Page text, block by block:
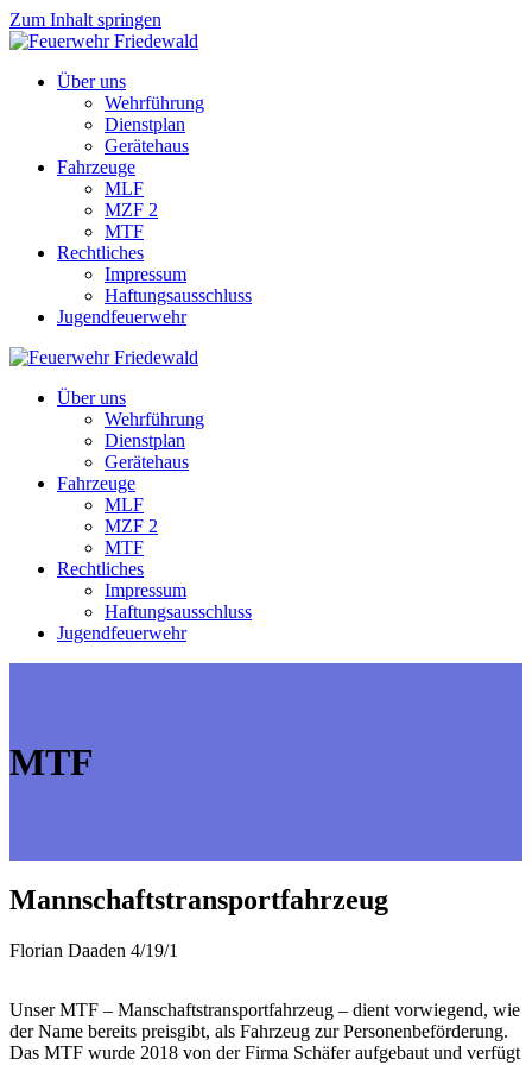
Zum Inhalt springen
Über uns
Wehrführung
Dienstplan
Gerätehaus
Fahrzeuge
MLF
MZF 2
MTF
Rechtliches
Impressum
Haftungsausschluss
Jugendfeuerwehr
Über uns
Wehrführung
Dienstplan
Gerätehaus
Fahrzeuge
MLF
MZF 2
MTF
Rechtliches
Impressum
Haftungsausschluss
Jugendfeuerwehr
MTF
Mannschaftstransportfahrzeug
Florian Daaden 4/19/1
Unser MTF – Manschaftstransportfahrzeug – dient vorwiegend, wie
der Name bereits preisgibt, als Fahrzeug zur Personenbeförderung.
Das MTF wurde 2018 von der Firma Schäfer aufgebaut und verfügt